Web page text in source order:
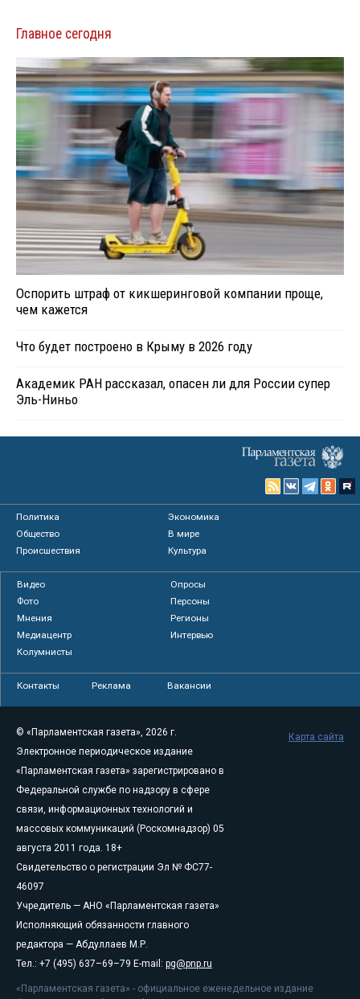
Главное сегодня
Оспорить штраф от кикшеринговой компании проще,
чем кажется
Что будет построено в Крыму в 2026 году
Академик РАН рассказал, опасен ли для России супер
Эль-Ниньо
Политика
Экономика
Общество
В мире
Происшествия
Культура
Видео
Опросы
Фото
Персоны
Мнения
Регионы
Медиацентр
Интервью
Колумнисты
Контакты Реклама Вакансии
© «Парламентская газета», 2026 г.
Электронное периодическое издание
«Парламентская газета» зарегистрировано в
Федеральной службе по надзору в сфере
связи, информационных технологий и
массовых коммуникаций (Роскомнадзор) 05
августа 2011 года. 18+
Свидетельство о регистрации Эл № ФС77-
46097
Учредитель — АНО «Парламентская газета»
Исполняющий обязанности главного
редактора — Абдуллаев М.Р.
Тел.: +7 (495) 637–69–79 E-mail: pg@pnp.ru
«Парламентская газета» - официальное еженедельное издание
Карта сайта